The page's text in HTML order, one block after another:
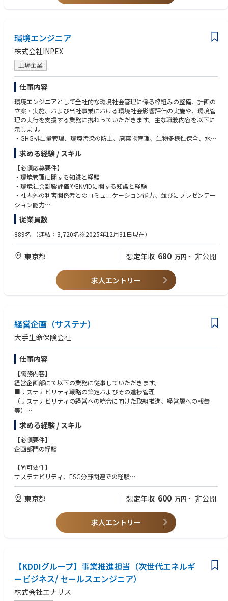
ッチボールを経て校了迄を実施
・ニュースリリースの公開作業の実施
・公開後の問い合わせ対応
・公開したニュースリリースの社内報記事を作成し、WEB社内報へ掲載
【報道向けイベントの企画・運営】
・事業側と相談のうえ、報道向けイベントを企画
・イベントに向けたキックオフ～開催までの段取りや当日運営
・開催後の報道関係者へのフォロー
【日常の報道関係ほか問い合わせ対応】
・コーポレートサイト宛に日常届く報道関係者からの問い合わせに対して
関係各所と連携をとりながら対応
・業界団体や企業調査会社などからの問い合わせに対し、関係各所と連携
をとりながら対応
・報道関係者からの取材・撮影要請に対し、該当部署と連携をとり、取材
撮影当日の帯同、事後の記事内容確認などを通して当社が適正に評価され
るアウトプットを目指す
【リスク案件への対応】
・リスク案件発声の際は、主に対応するマネージャーを補佐しながら当社
のレピュテーション低下を防ぐ
環境エンジニア
株式会社INPEX
上場企業
仕事内容
環境エンジニアとして全社的な環境社会管理に係る枠組みの整備、計画の
立案・実施、および当社事業における環境社会影響評価の実施や、環境管
理の実行を支援する業務に携わっていただきます。主な職務内容を以下に
示します。
・GHG排出量管理、環境汚染の防止、廃棄物管理、生物多様性保全、水管
理、及び社会管理に関する全社的な取組みを推進するためのHSEマネジメ
ントシステムの整備、取組み実行計画の策定、及び実行管理
・全社的な環境社会パフォーマンスデータシステムの構築・維持管理、及
び各種パフォーマンスデータの集計、分析、報告
・HSE監査（環境社会分野）の実施
・環境社会影響評価、ENVID、及び各種環境調査に関する支援
・当社事業の環境側面及び環境影響管理、環境パフォーマンス向上のため
・環境社会管理に関する啓発活動、及び教育・訓練の実施
【応募者へのメッセージ】
HSEユニットでは、会社のHSE方針に沿って全社的にHSEマネジメントシ
ステムを運用し、当社事業に係る労働安全衛生やセキュリティの確保、環
管理対象である大気汚染、水質、騒音、廃棄物等に加えて、GHG、生物多
様性、水リスクといった地球環境課題、更にはStakeholder Engagemen
年では環境や社会へ正の影響をもたらす活動の検討などにも取り組んでい
ます。業務を通じて環境エンジニアとして一緒に成長し、サステナブルな
事業推進に貢献いただける方をお待ちしています。
【募集部門】
【部署紹介】
-業務概要-
HSEユニットは、当社の石油・天然ガスを含む多様なエネルギー開発事業
における健康、安全及び環境（HSE）を統括的に管理する本社機能です。
海外ならびに国内のプロジェクトや事務所と連携して、全社的なHSEパフ
ォーマンスを向上させるべく活動を推進しています。
現在、本社のHSEユニットには約20名が所属しており、20歳代から50歳代
まで幅広い年齢層で構成されています。また多くのHSEユニット出身者が
ロジェクトに従事して、プロジェクトのHSEリスク管理を実施していま
す。
求める経験 / スキル
【必須応募要件】
・環境管理に関する知識と経験
・環境社会影響評価やENVIDに関する知識と経験
・社内外の利害関係者とのコミュニケーション能力、並びにプレゼンテー
ション能力
【望ましい経験・資格等】
■経験
関する知識と経験（5年以上）
・環境社会影響評価/環境社会デューデリジェンスに関する知識と経験
・石油・天然ガス上流開発事業における環境管理や環境社会影響評価に関
する知識と経験
【英語力】
英語でのビジネスコミュニケーション、英文による契約書等の資料のレビ
ュー・作成の経験を有するレベル。
従業員数
889名 （連結：3,720名※2025年12月31日現在）
東京都 想定年収 680 万円 ~ 非公開
求人エントリー
経営企画（サステナ）
大手生命保険会社
仕事内容
【職務内容】
経営企画部にて以下の業務に従事していただきます。
■サステナビリティ戦略の策定およびその進捗管理
（サステナビリティの経営への統合に向けた取組推進、経営層への報告
等）
■サステナビリティに関する情報収集やそれらに基づく提言
■サステナビリティに関する個別案件への対応、全社的観点から必要とな
る社内調整等
求める経験 / スキル
【必須要件】
企画部門の経験
【尚可要件】
サステナビリティ、ESG分野関連での経験
・金融機関もしくはコンサル会社でのサステナビリティ関連業務経験
・サステナビリティと事業戦略の両経験をお持ちの方
・社会課題に関心の高い方
東京都 想定年収 600 万円 ~ 非公開
求人エントリー
【KDDIグループ】事業推進担当（次世代エネルギ
ービジネス/ セールスエンジニア）
株式会社エナリス